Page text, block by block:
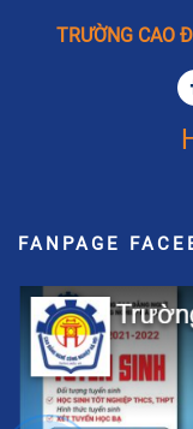
TRƯỜNG CAO
FANPAGE